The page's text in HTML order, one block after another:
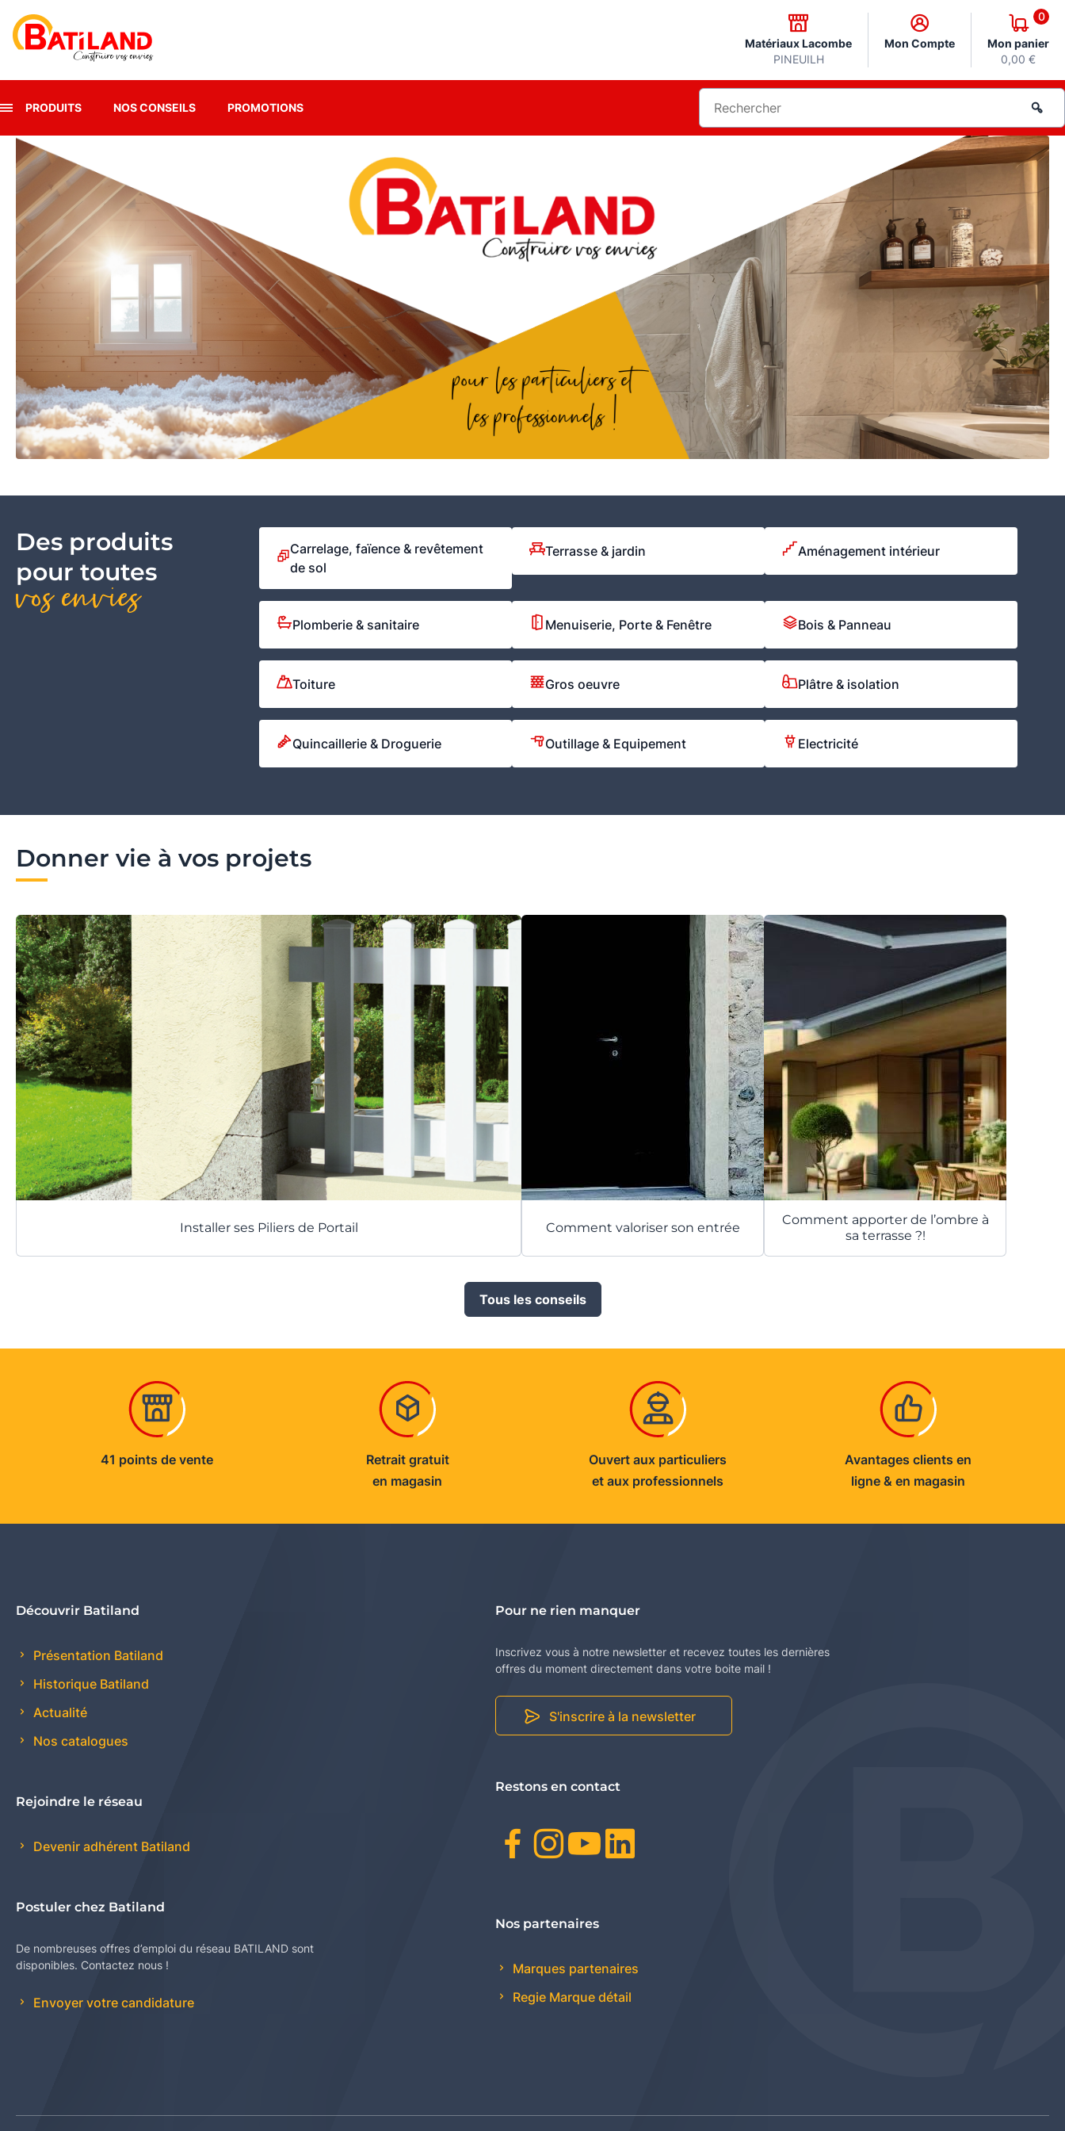
Matériaux Lacombe
PINEUILH
Mon Compte Mon panier
0
0,00 €
PRODUITS NOS CONSEILS PROMOTIONS
Des produits
pour toutes
vos envies
Carrelage, faïence & revêtement
de sol
Terrasse & jardin Aménagement intérieur
Plomberie & sanitaire Menuiserie, Porte & Fenêtre Bois & Panneau
Toiture Gros oeuvre Plâtre & isolation
Quincaillerie & Droguerie Outillage & Equipement Electricité
Donner vie à vos projets
Installer ses Piliers de Portail Comment valoriser son entrée
Comment apporter de l’ombre à
sa terrasse ?!
Tous les conseils
41 points de vente
Retrait gratuit
en magasin
Ouvert aux particuliers
et aux professionnels
Avantages clients en
ligne & en magasin
Découvrir Batiland
Présentation Batiland
Historique Batiland
Actualité
Nos catalogues
Rejoindre le réseau
Devenir adhérent Batiland
Postuler chez Batiland
De nombreuses offres d’emploi du réseau BATILAND sont
disponibles. Contactez nous !
Envoyer votre candidature
Pour ne rien manquer
Inscrivez vous à notre newsletter et recevez toutes les dernières
offres du moment directement dans votre boite mail !
S'inscrire à la newsletter
Restons en contact
Facebook
Instagram
Youtube
Nos partenaires
Marques partenaires
Regie Marque détail